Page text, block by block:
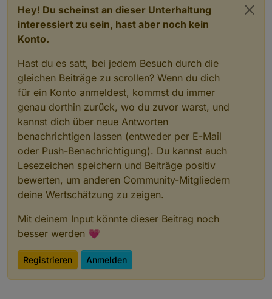
Hey! Du scheinst an dieser Unterhaltung
interessiert zu sein, hast aber noch kein
Konto.
Hast du es satt, bei jedem Besuch durch die
gleichen Beiträge zu scrollen? Wenn du dich
für ein Konto anmeldest, kommst du immer
genau dorthin zurück, wo du zuvor warst, und
kannst dich über neue Antworten
benachrichtigen lassen (entweder per E-Mail
oder Push-Benachrichtigung). Du kannst auch
Lesezeichen speichern und Beiträge positiv
bewerten, um anderen Community-Mitgliedern
deine Wertschätzung zu zeigen.
Mit deinem Input könnte dieser Beitrag noch
besser werden 💗
Registrieren Anmelden